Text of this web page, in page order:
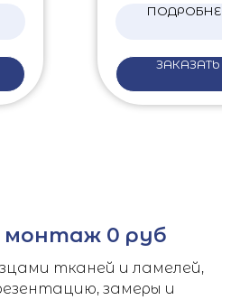
ПОДРОБНЕЕ
ЗАКАЗАТЬ
монтаж 0 руб
тканей и ламелей,
замеры и